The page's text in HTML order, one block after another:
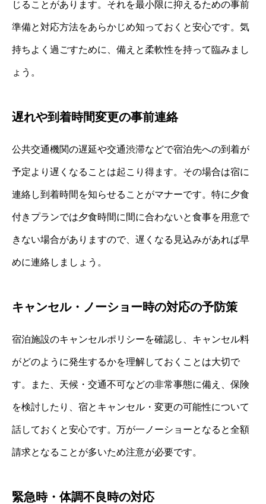
じることがあります。それを最小限に抑えるための事前
準備と対応方法をあらかじめ知っておくと安心です。気
持ちよく過ごすために、備えと柔軟性を持って臨みまし
ょう。
遅れや到着時間変更の事前連絡
公共交通機関の遅延や交通渋滞などで宿泊先への到着が
予定より遅くなることは起こり得ます。その場合は宿に
連絡し到着時間を知らせることがマナーです。特に夕食
付きプランでは夕食時間に間に合わないと食事を用意で
きない場合がありますので、遅くなる見込みがあれば早
めに連絡しましょう。
キャンセル・ノーショー時の対応の予防策
宿泊施設のキャンセルポリシーを確認し、キャンセル料
がどのように発生するかを理解しておくことは大切で
す。また、天候・交通不可などの非常事態に備え、保険
を検討したり、宿とキャンセル・変更の可能性について
話しておくと安心です。万が一ノーショーとなると全額
請求となることが多いため注意が必要です。
緊急時・体調不良時の対応